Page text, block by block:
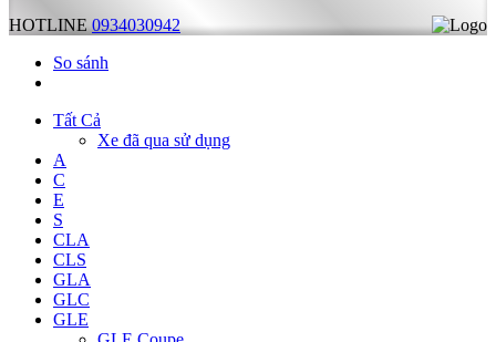
HOTLINE 0934030942
So sánh
Tất Cả
Xe đã qua sử dụng
A
C
E
S
CLA
CLS
GLA
GLC
GLE